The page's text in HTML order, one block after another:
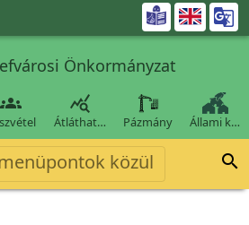

Önkormányzat
 
Átláthat… Pázmány Állami k…
közül 